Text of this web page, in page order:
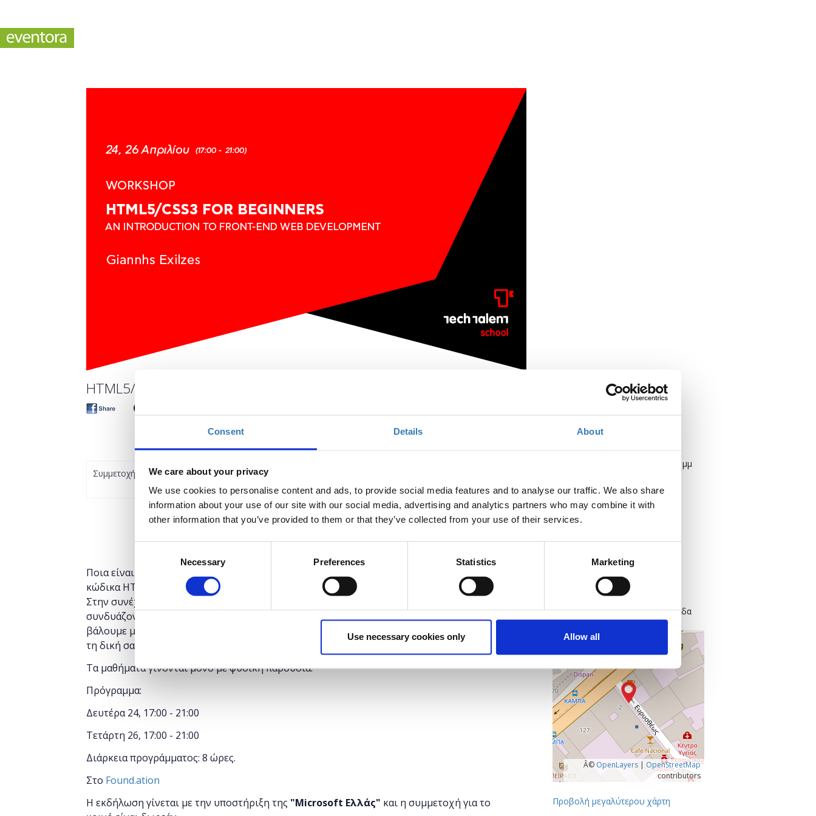
Consent Details About
We care about your privacy
We use cookies to personalise content and ads, to provide social media features and to analyse our traffic. We also share
information about your use of our site with our social media, advertising and analytics partners who may combine it with
other information that you’ve provided to them or that they’ve collected from your use of their services.
Necessary Preferences Statistics Marketing
Use necessary cookies only Allow all
HTML5/CSS3 for Beginners. An Introduction to Front-end web development (8hours)
Συμμετοχή
έχει λήξει.
Ποια είναι τα βασικά στοιχεία μιας ιστοσελίδας και πώς την κατασκευάζουμε με τη χρήση
κώδικα HTML; Μερικά από τα ερωτήματα που θα απαντήσουμε αρχικά σε αυτό το Course.
Στην συνέχεια θα δούμε πώς μας βοηθούν τα Stylesheets, τι είναι τα CSS και πώς όλα αυτά
συνδυάζονται για να εμφανιστεί στον browser του χρήστη το επιθυμητό αποτέλεσμα. Εδώ θα
βάλουμε μαζί τις βάσεις, για να γίνετε ένας σωστός front-end developer και να δημιουργήστε
τη δική σας ιστοσελίδα!
Τα μαθήματα γίνονται μόνο με φυσική παρουσία.
Πρόγραμμα:
Δευτέρα 24, 17:00 - 21:00
Τετάρτη 26, 17:00 - 21:00
Διάρκεια προγράμματος: 8 ώρες.
Στο Found.ation
Η εκδήλωση γίνεται με την υποστήριξη της "Microsoft Ελλάς" και η συμμετοχή για το
5:00 μμ
Τετάρτη, 26 Απριλίου 2017
Προσθήκη στο ημερολόγιό σας
Ευρυσθέως 2
118 54 Αθήνα
Κεντρικός Τομέας Αθηνών, Ελλάδα
+
–
Â© OpenLayers| OpenStreetMap
contributors
Προβολή μεγαλύτερου χάρτη